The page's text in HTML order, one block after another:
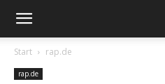
Start rap.de
rap.de